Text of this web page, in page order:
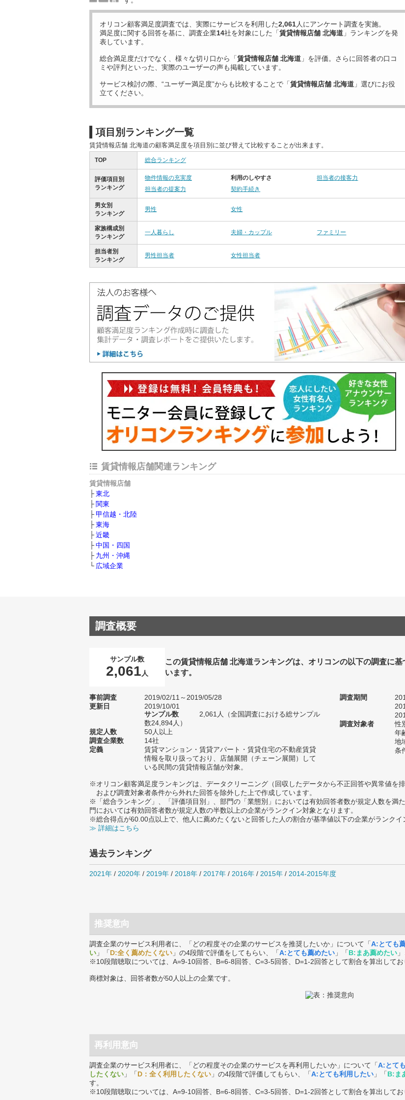
オリコン顧客満足度調査では、実際にサービスを利用した2,061人にアンケート調査を実施。
満足度に関する回答を基に、調査企業14社を対象にした「賃貸情報店舗 北海道 」ランキングを発
表しています。
総合満足度だけでなく、様々な切り口から「賃貸情報店舗 北海道 」を評価。さらに回答者の口コ
ミや評判といった、実際のユーザーの声も掲載しています。
サービス検討の際、“ユーザー満足度”からも比較することで「賃貸情報店舗 北海道 」選びにお役
立てください。
項目別ランキング一覧
賃貸情報店舗 北海道の顧客満足度を項目別に並び替えて比較することが出来ます。
TOP 総合ランキング
評価項目別
ランキング
物件情報の充実度 利用のしやすさ
担当者の接客力
担当者の提案力
契約手続き
男女別
ランキング
男性 女性
家族構成別
ランキング
一人暮らし 夫婦・カップル ファミリー
担当者別
ランキング
男性担当者 女性担当者
賃貸情報店舗関連ランキング
賃貸情報店舗
東北
関東
甲信越・北陸
東海
近畿
中国・四国
九州・沖縄
広域企業
調査概要
サンプル数
2,061 人
この賃貸情報店舗 北海道ランキングは、オリコンの以下の調査に基
います。
事前調査
2019/02/11～2019/05/28
更新日
2019/10/01
サンプル数
2,061人（全国調査における総サンプル
数24,894人）
規定人数
50人以上
調査企業数
14社
定義
賃貸マンション・賃貸アパート・賃貸住宅の不動産賃貸
情報を取り扱っており、店舗展開（チェーン展開）して
いる民間の賃貸情報店舗が対象。
調査期間
調査対象者
性
年
地
条
※オリコン顧客満足度ランキングは、データクリーニング（回収したデータから不正回答や異常値を排
および調査対象者条件から外れた回答を除外した上で作成しています。
※「総合ランキング」、「評価項目別」、部門の「業態別」においては有効回答者数が規定人数を満
門においては有効回答者数が規定人数の半数以上の企業がランクイン対象となります。
※総合得点が60.00点以上で、他人に薦めたくないと回答した人の割合が基準値以下の企業がランクイ
≫ 詳細はこちら
過去ランキング
2021年 / 2020年 / 2019年 / 2018年 / 2017年 / 2016年 / 2015年 / 2014-2015年度
推奨意向
調査企業のサービス利用者に、「どの程度その企業のサービスを推奨したいか」について「A:とても
い 」「D:全く薦めたくない 」の4段階で評価をしてもらい、「A:とても薦めたい 」「B:まあ薦めたい
※10段階聴取については、A=9-10回答、B=6-8回答、C=3-5回答、D=1-2回答として割合を算出してお
商標対象は、回答者数が50人以上の企業です。
再利用意向
調査企業のサービス利用者に、「どの程度その企業のサービスを再利用したいか」について「A:とて
したくない 」「D：全く利用したくない 」の4段階で評価してもらい、「A:とても利用したい 」「B:ま
す。
※10段階聴取については、A=9-10回答、B=6-8回答、C=3-5回答、D=1-2回答として割合を算出してお